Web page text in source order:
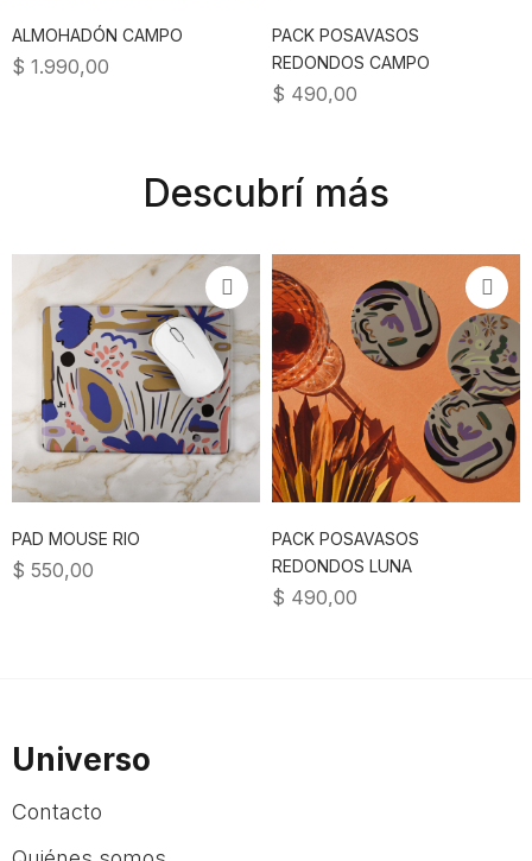
ALMOHADÓN CAMPO
$ 1.990,00
PACK POSAVASOS
REDONDOS CAMPO
$ 490,00
Descubrí más
PAD MOUSE RIO
$ 550,00
PACK POSAVASOS
REDONDOS LUNA
$ 490,00
Universo
Contacto